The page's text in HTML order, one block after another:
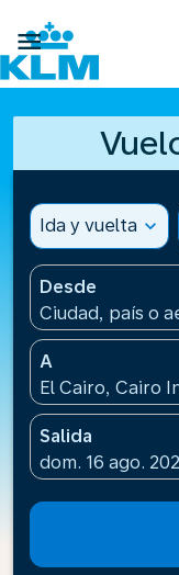

Ida y vuelta expand_more
Desde
Ciudad, país o
A
El Cairo, Cairo
Salida
fc-booking-
dom. 16 ago.